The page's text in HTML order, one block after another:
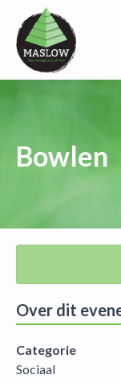
Bowlen
Over dit
Categorie
Sociaal